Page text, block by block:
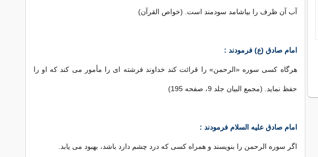
آب آن ظرف را بیاشامد سودمند است. (خواص القرآن)
امام صادق (ع) فرمودند :
هرگاه کسی سوره «الرحمن» را قرائت کند خداوند فرشته ای را مأمور می کند که او را
حفظ نماید. (مجمع البیان جلد 9، صفحه 195)
امام صادق علیه السلام فرمودند :
اگر سوره الرحمن را بنویسند و همراه کسی که درد چشم دارد باشد، بهبود می یابد.